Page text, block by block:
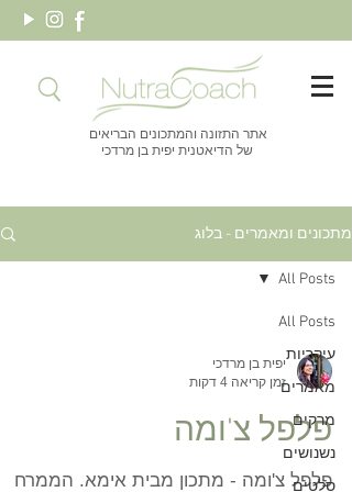
אתר התזונה והמתכונים הבריאים
של הדיאטנית יפית בן מרדכי
מתכונים ומאמרים - בלוג
All Posts
עיקריות
מאמרים
מרקים
נשנושים
סלטים
All Posts
יפית בן מרדכי
זמן קריאה 4 דקות
פלפל צ'ומה
פלפל צ'ומה - מתכון מבית אימא. הממרח